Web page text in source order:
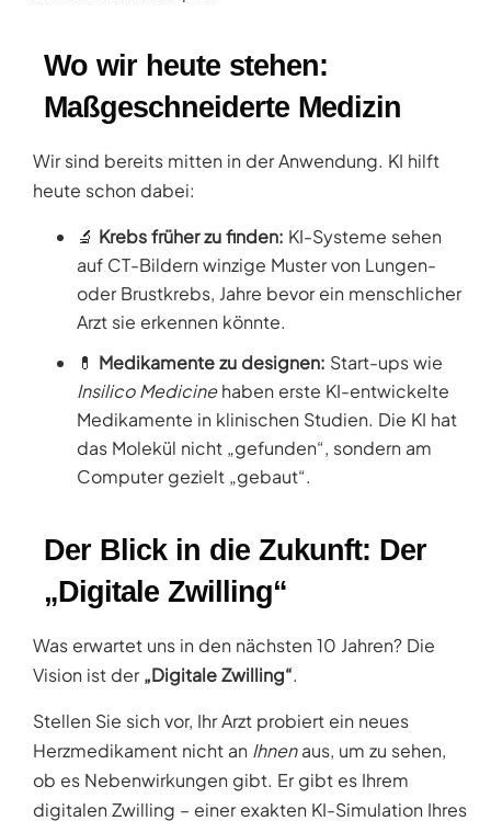
Wo wir heute stehen:
Maßgeschneiderte Medizin
Wir sind bereits mitten in der Anwendung. KI hilft
heute schon dabei:
🔬 Krebs früher zu finden: KI-Systeme sehen
auf CT-Bildern winzige Muster von Lungen-
oder Brustkrebs, Jahre bevor ein menschlicher
Arzt sie erkennen könnte.
💊 Medikamente zu designen: Start-ups wie
Insilico Medicinehaben erste KI-entwickelte
Medikamente in klinischen Studien. Die KI hat
das Molekül nicht „gefunden“, sondern am
Computer gezielt „gebaut“.
Der Blick in die Zukunft: Der
„Digitale Zwilling“
Was erwartet uns in den nächsten 10 Jahren? Die
Vision ist der„Digitale Zwilling“.
Stellen Sie sich vor, Ihr Arzt probiert ein neues
Herzmedikament nicht an Ihnenaus, um zu sehen,
ob es Nebenwirkungen gibt. Er gibt es Ihrem
digitalen Zwilling – einer exakten KI-Simulation Ihres